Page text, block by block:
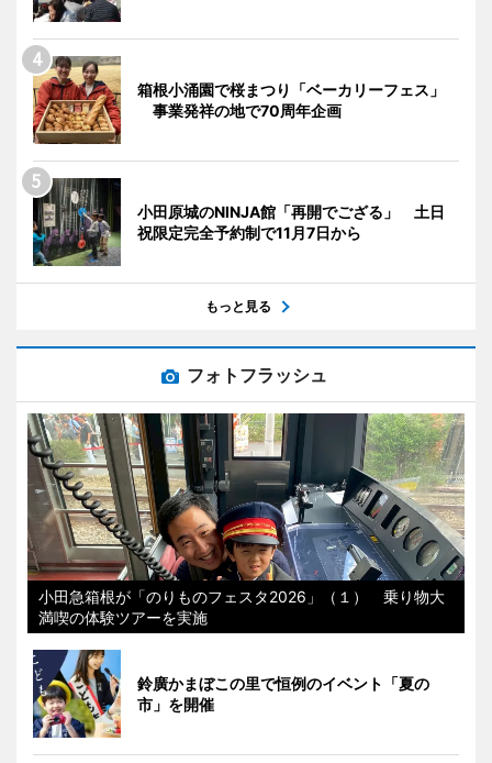
箱根小涌園で桜まつり「ベーカリーフェス」
事業発祥の地で70周年企画
小田原城のNINJA館「再開でござる」 土日
祝限定完全予約制で11月7日から
もっと見る
フォトフラッシュ
小田急箱根が「のりものフェスタ2026」（１） 乗り物大
満喫の体験ツアーを実施
鈴廣かまぼこの里で恒例のイベント「夏の
市」を開催